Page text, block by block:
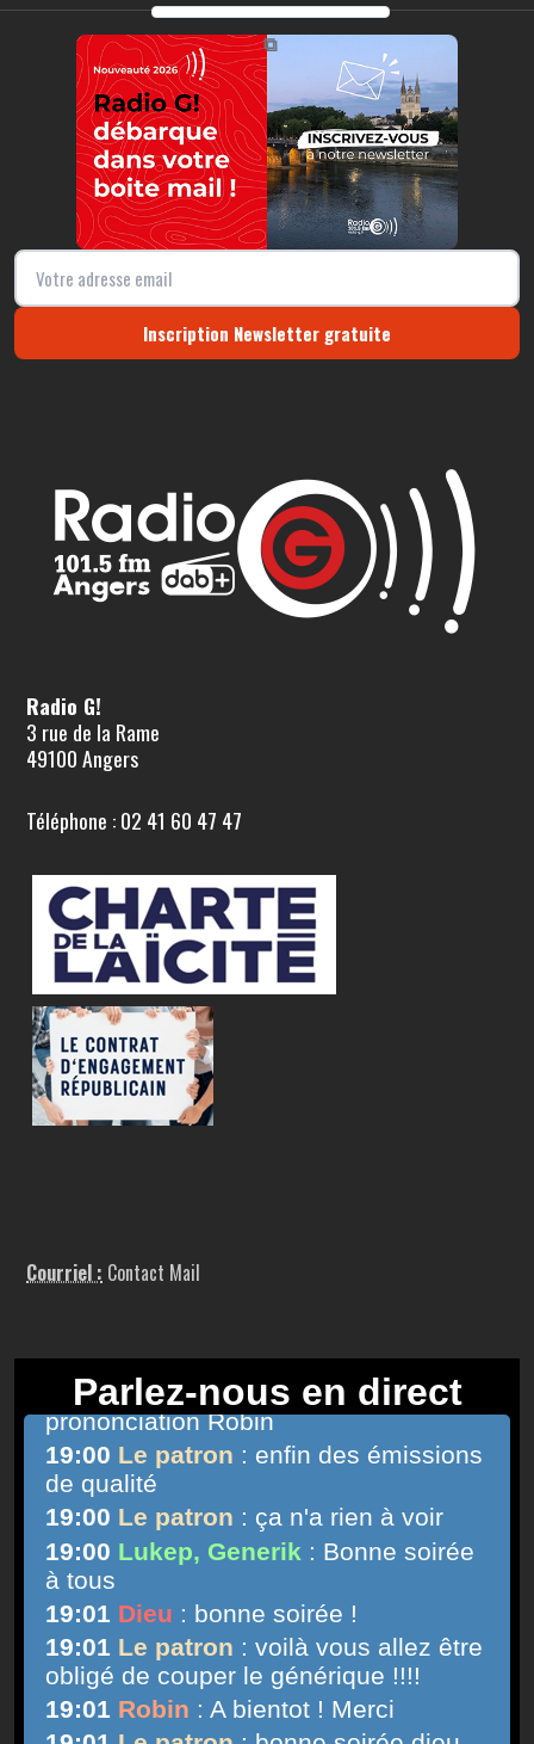
https://radio-g.fr?21849
⧉
Inscription Newsletter gratuite
Radio G!
3 rue de la Rame
49100 Angers
Téléphone : 02 41 60 47 47
Courriel : Contact Mail